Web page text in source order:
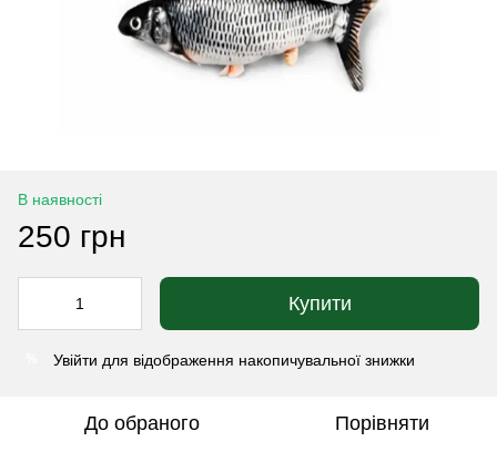
В наявності
250 грн
Купити
Увійти для відображення накопичувальної знижки
До обраного Порівняти